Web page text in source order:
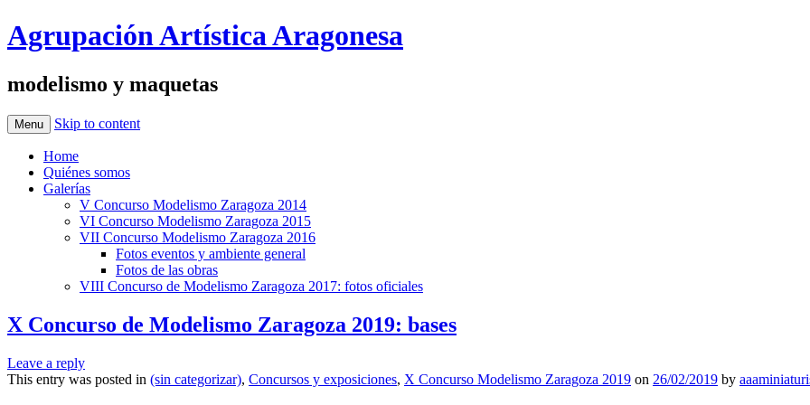
Agrupación Artística Aragonesa
modelismo y maquetas
Menu Skip to content
Home
Quiénes somos
Galerías
V Concurso Modelismo Zaragoza 2014
VI Concurso Modelismo Zaragoza 2015
VII Concurso Modelismo Zaragoza 2016
Fotos eventos y ambiente general
Fotos de las obras
VIII Concurso de Modelismo Zaragoza 2017: fotos oficiales
X Concurso de Modelismo Zaragoza 2019: bases
Leave a reply
This entry was posted in (sin categorizar), Concursos y exposiciones, X Concurso Modelismo Zaragoza 2019 on 26/02/2019 by